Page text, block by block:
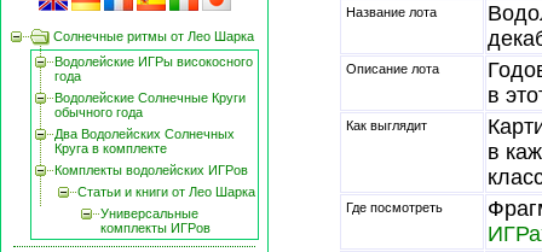
Название лота
Описание лота
в
Как выглядит
в
Где посмотреть
Солнечные ритмы от Лео Шарка
Водолейские ИГРы високосного
года
Водолейские Солнечные Круги
обычного года
Два Водолейских Солнечных
Круга в комплекте
Комплекты водолейских ИГРов
Статьи и книги от Лео Шарка
Универсальные
комплекты ИГРов